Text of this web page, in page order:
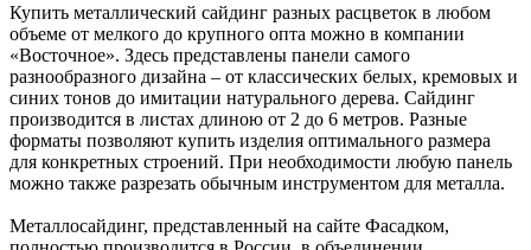
Купить металлический сайдинг разных расцветок в любом
объеме от мелкого до крупного опта можно в компании
«Восточное». Здесь представлены панели самого
разнообразного дизайна – от классических белых, кремовых и
синих тонов до имитации натурального дерева. Сайдинг
производится в листах длиною от 2 до 6 метров. Разные
форматы позволяют купить изделия оптимального размера
для конкретных строений. При необходимости любую панель
можно также разрезать обычным инструментом для металла.
Металлосайдинг, представленный на сайте Фасадком,